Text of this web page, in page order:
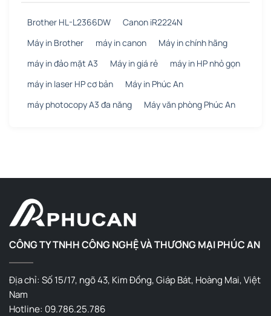
Brother HL-L2366DW
Canon iR2224N
Máy in Brother
máy in canon
Máy in chính hãng
máy in đảo mặt A3
Máy in giá rẻ
máy in HP nhỏ gọn
máy in laser HP cơ bản
Máy in Phúc An
máy photocopy A3 đa năng
Máy văn phòng Phúc An
CÔNG TY TNHH CÔNG NGHỆ VÀ THƯƠNG MẠI PHÚC AN
Địa chỉ: Số 15/17, ngõ 43, Kim Đồng, Giáp Bát, Hoàng Mai, Việt
Nam
Hotline: 09.786.25.786